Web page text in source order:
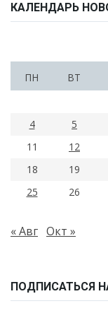
КАЛЕНДАРЬ
ПН ВТ
4
5
11
12
18
19
25
26
« Авг Окт »
ПОДПИСАТЬСЯ